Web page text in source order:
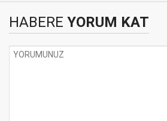
HABERE YORUM KAT